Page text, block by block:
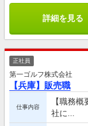
詳細を見る
正社員
第一ゴルフ株式会社
【兵庫】販売職
仕事内容
【職務
社に...